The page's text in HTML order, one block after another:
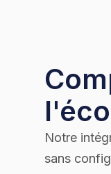
Notre
sans